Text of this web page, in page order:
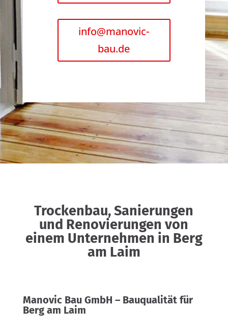
info@manovic-
bau.de
Trockenbau, Sanierungen
und Renovierungen von
einem Unternehmen in Berg
am Laim
Manovic Bau GmbH – Bauqualität für
Berg am Laim